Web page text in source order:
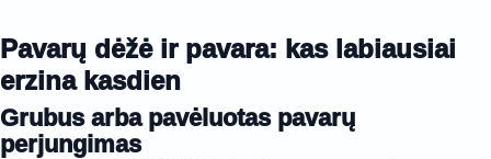
Pavarų dėžė ir pavara: kas labiausiai
erzina kasdien
Grubus arba pavėluotas pavarų
perjungimas